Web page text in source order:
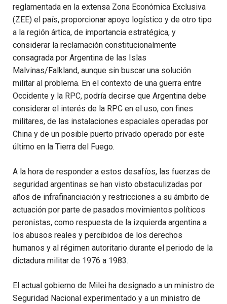
reglamentada en la extensa Zona Económica Exclusiva
(ZEE) el país, proporcionar apoyo logístico y de otro tipo
a la región ártica, de importancia estratégica, y
considerar la reclamación constitucionalmente
consagrada por Argentina de las Islas
Malvinas/Falkland, aunque sin buscar una solución
militar al problema. En el contexto de una guerra entre
Occidente y la RPC, podría decirse que Argentina debe
considerar el interés de la RPC en el uso, con fines
militares, de las instalaciones espaciales operadas por
China y de un posible puerto privado operado por este
último en la Tierra del Fuego.
A la hora de responder a estos desafíos, las fuerzas de
seguridad argentinas se han visto obstaculizadas por
años de infrafinanciación y restricciones a su ámbito de
actuación por parte de pasados movimientos políticos
peronistas, como respuesta de la izquierda argentina a
los abusos reales y percibidos de los derechos
humanos y al régimen autoritario durante el periodo de la
dictadura militar de 1976 a 1983.
El actual gobierno de Milei ha designado a un ministro de
Seguridad Nacional experimentado y a un ministro de